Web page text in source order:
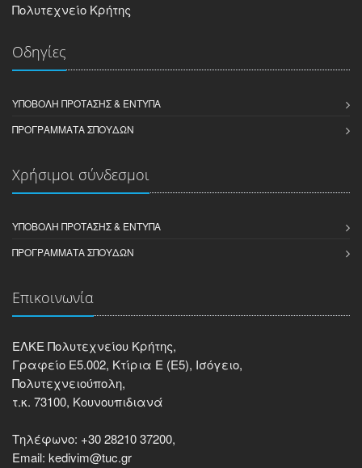
Πολυτεχνείο Κρήτης
Οδηγίες
ΥΠΟΒΟΛΉ ΠΡΌΤΑΣΗΣ & ΈΝΤΥΠΑ
ΠΡΟΓΡΆΜΜΑΤΑ ΣΠΟΥΔΏΝ
Χρήσιμοι σύνδεσμοι
ΥΠΟΒΟΛΉ ΠΡΌΤΑΣΗΣ & ΈΝΤΥΠΑ
ΠΡΟΓΡΆΜΜΑΤΑ ΣΠΟΥΔΏΝ
Επικοινωνία
ΕΛΚΕ Πολυτεχνείου Κρήτης,
Γραφείο Ε5.002, Κτίρια Ε (Ε5), Ισόγειο,
Πολυτεχνειούπολη,
τ.κ. 73100, Κουνουπιδιανά
Τηλέφωνο: +30 28210 37200,
Email: kedivim@tuc.gr